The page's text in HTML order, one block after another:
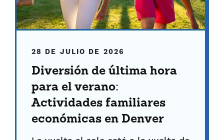
28 DE JULIO DE 2026
Diversión de última hora
para el verano:
Actividades familiares
económicas en Denver